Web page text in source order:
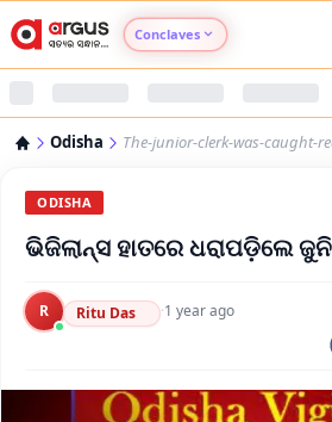
Conclaves
Argus Nari Shakti
Argus Swaad Odisha
Argus Chalo
Odisha The-junior-clerk-was-caught-
ODISHA
ଭିଜିଲାନ୍ସ ହାତରେ ଧରାପଡ଼ିଲେ
R Ritu Das ·1 year ago